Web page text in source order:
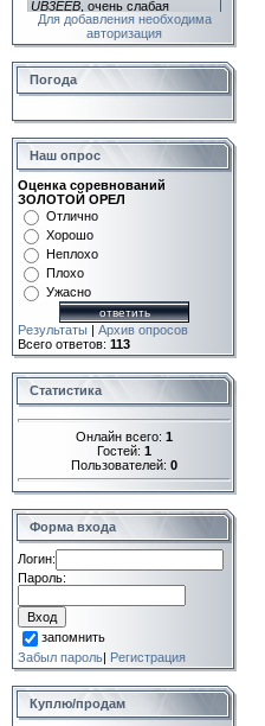
Для добавления необходима
авторизация
Погода
Наш опрос
Оценка соревнований
ЗОЛОТОЙ ОРЕЛ
Отлично
Хорошо
Неплохо
Плохо
Ужасно
Результаты | Архив опросов
Всего ответов: 113
Статистика
Онлайн всего: 1
Гостей: 1
Пользователей: 0
Форма входа
Логин:
Пароль:
запомнить
Забыл пароль| Регистрация
Куплю/продам